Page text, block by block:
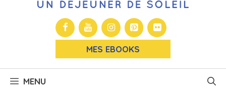
MES EBOOKS
MENU